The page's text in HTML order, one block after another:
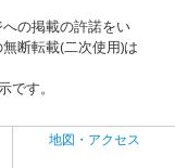
の掲載の許諾をい
断転載(二次使用)は
す。
地図・アクセス